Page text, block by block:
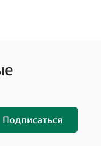
Подписаться